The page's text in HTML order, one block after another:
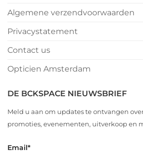
Algemene verzendvoorwaarden
Privacystatement
Contact us
Opticien Amsterdam
DE BCKSPACE NIEUWSBRIEF
Meld u aan om updates te ontvangen
promoties, evenementen, uitverkoop en
Email*